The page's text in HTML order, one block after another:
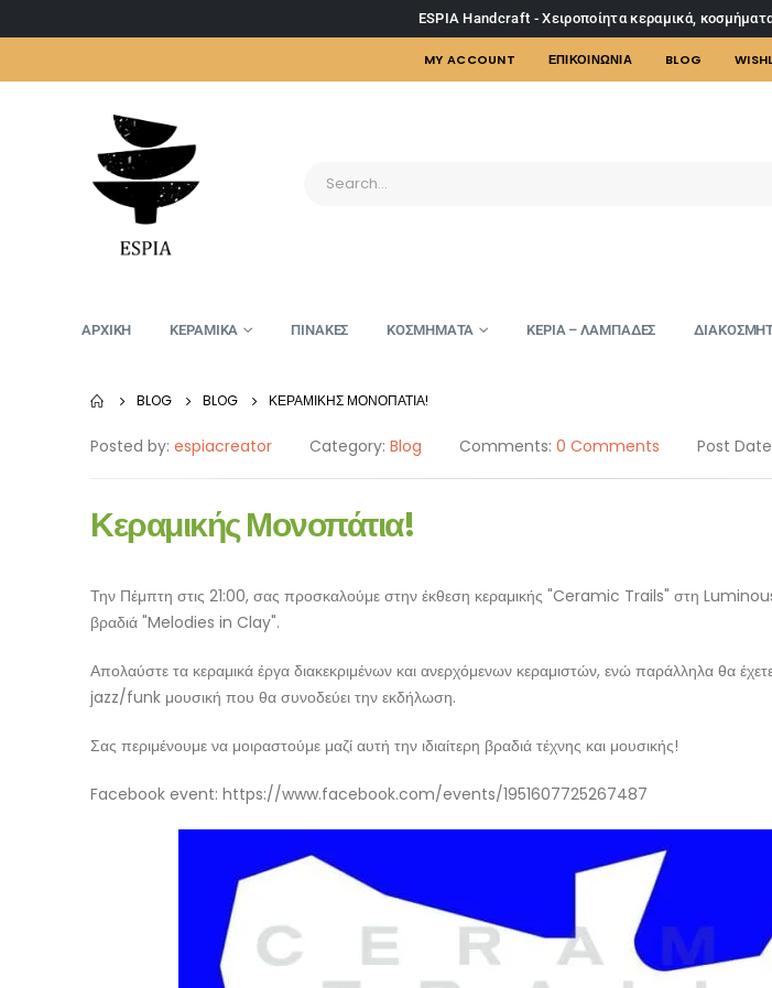
ESPIA Handcraft - Χειροποίητα κεραμικά,
MY ACCOUNT ΕΠΙΚΟΙΝΩΝΙΑ BLOG
ΑΡΧΙΚΗ ΚΕΡΑΜΙΚΑ ΠΙΝΑΚΕΣ ΚΟΣΜΗΜΑΤΑ ΚΕΡΙΑ – ΛΑΜΠΑΔΕΣ
BLOG BLOG ΚΕΡΑΜΙΚΉΣ ΜΟΝΟΠΆΤΙΑ!
Posted by: espiacreator Category: Blog Comments: 0 Comments Post
Κεραμικής Μονοπάτια!
Την Πέμπτη στις 21:00, σας προσκαλούμε στην έκθεση κεραμικής "Ceramic Trails" στη
βραδιά "Melodies in Clay".
Απολαύστε τα κεραμικά έργα διακεκριμένων και ανερχόμενων κεραμιστών, ενώ παράλληλα θα
jazz/funk μουσική που θα συνοδεύει την εκδήλωση.
Σας περιμένουμε να μοιραστούμε μαζί αυτή την ιδιαίτερη βραδιά τέχνης και μουσικής!
Facebook event: https://www.facebook.com/events/1951607725267487